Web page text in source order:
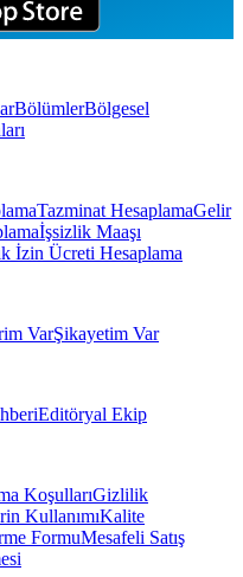
BölümlerBölgesel
Tazminat HesaplamaGelir
İşsizlik Maaşı
İzin Ücreti Hesaplama
VarŞikayetim Var
Editöryal Ekip
KoşullarıGizlilik
KullanımıKalite
FormuMesafeli Satış